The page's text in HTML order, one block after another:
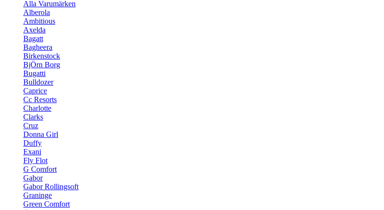
Alla Varumärken
Alberola
Ambitious
Axelda
Bagatt
Bagheera
Birkenstock
BjÖrn Borg
Bugatti
Bulldozer
Caprice
Cc Resorts
Charlotte
Clarks
Cruz
Donna Girl
Duffy
Exani
Fly Flot
G Comfort
Gabor
Gabor Rollingsoft
Graninge
Green Comfort